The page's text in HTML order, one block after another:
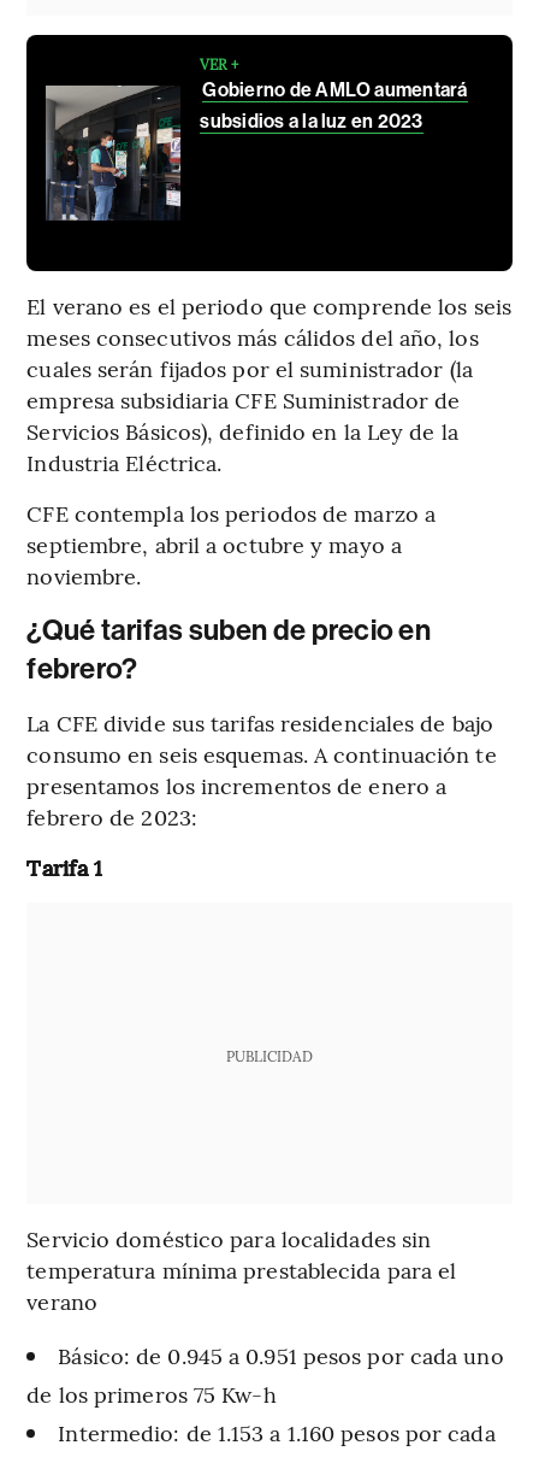
VER +
Gobierno de AMLO aumentará
subsidios a la luz en 2023
El verano es el periodo que comprende los seis
meses consecutivos más cálidos del año, los
cuales serán fijados por el suministrador (la
empresa subsidiaria CFE Suministrador de
Servicios Básicos), definido en la Ley de la
Industria Eléctrica.
CFE contempla los periodos de marzo a
septiembre, abril a octubre y mayo a
noviembre.
¿Qué tarifas suben de precio en
febrero?
La CFE divide sus tarifas residenciales de bajo
consumo en seis esquemas. A continuación te
presentamos los incrementos de enero a
febrero de 2023:
Tarifa 1
PUBLICIDAD
Servicio doméstico para localidades sin
temperatura mínima prestablecida para el
verano
Básico: de 0.945 a 0.951 pesos por cada uno
de los primeros 75 Kw-h
Intermedio: de 1.153 a 1.160 pesos por cada